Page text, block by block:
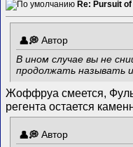
Re: Pursuit of
Автор
В ином случае вы не
продолжать называть
Жоффруа смеется,
регента остается
Автор